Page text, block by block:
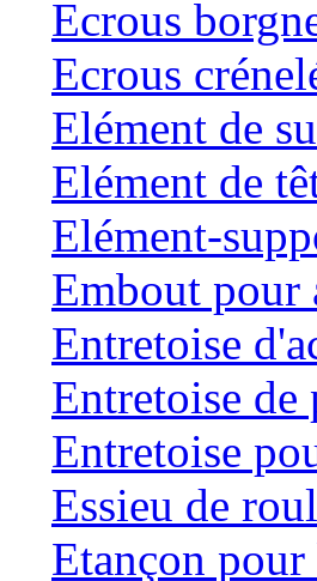
Ecrous
Ecrous
Elément de
Elément de
Elément-
Embout pour
Entretoise
Entretoise de
Entretoise
Essieu de
Etançon